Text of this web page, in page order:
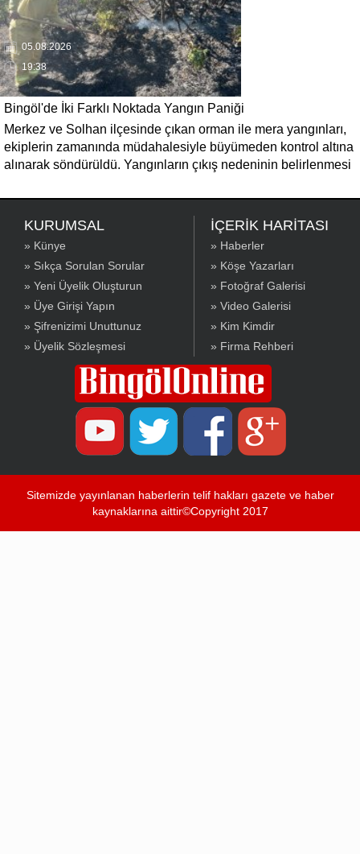
05.08.2026
19:38
Bingöl'de İki Farklı Noktada Yangın Paniği
Merkez ve Solhan ilçesinde çıkan orman ile mera yangınları,
ekiplerin zamanında müdahalesiyle büyümeden kontrol altına
alınarak söndürüldü. Yangınların çıkış nedeninin belirlenmesi
KURUMSAL
» Künye
» Sıkça Sorulan Sorular
» Yeni Üyelik Oluşturun
» Üye Girişi Yapın
» Şifrenizimi Unuttunuz
» Üyelik Sözleşmesi
İÇERİK HARİTASI
» Haberler
» Köşe Yazarları
» Fotoğraf Galerisi
» Video Galerisi
» Kim Kimdir
» Firma Rehberi
Sitemizde yayınlanan haberlerin telif hakları gazete ve haber
kaynaklarına aittir©Copyright 2017